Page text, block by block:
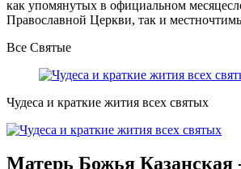
как упомянутых в официальном
Православной Церкви, так и
Все Святые
Чудеса и краткие жития всех святых
Матерь Божья Казанская